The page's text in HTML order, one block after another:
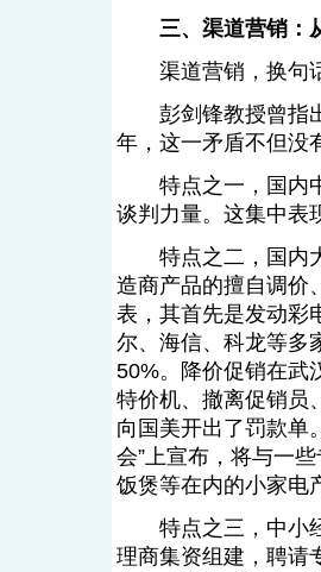
三、渠道营销：
渠道营销，换句话
彭剑锋教授曾指出
年，这一矛盾不但没
特点之一，国内中
谈判力量。这集中表
特点之二，国内大
造商产品的擅自调价
表，其首先是发动彩
尔、海信、科龙等多
50%。降价促销在武
特价机、撤离促销员
向国美开出了罚款单
会”上宣布，将与一
饭煲等在内的小家电
特点之三，中小经
理商集资组建，聘